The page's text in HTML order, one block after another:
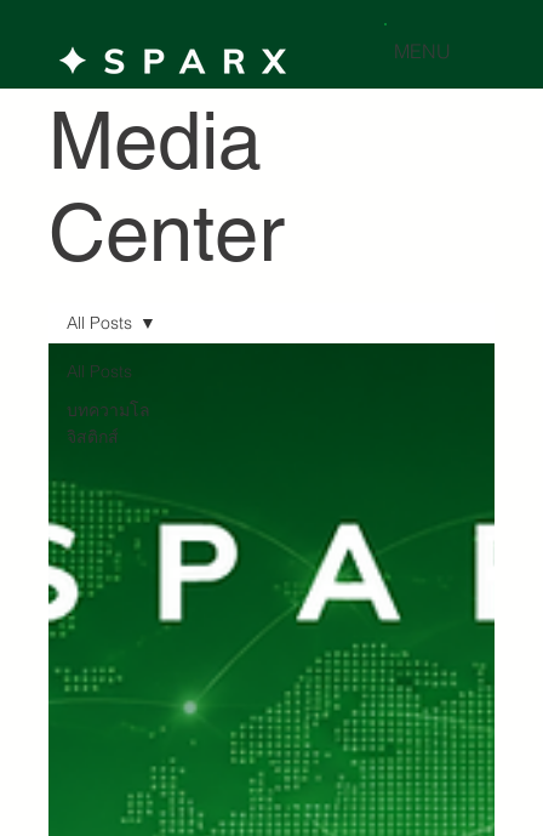
MENU
Media
Center
All Posts
บทความโล
จิสติกส์
All Posts